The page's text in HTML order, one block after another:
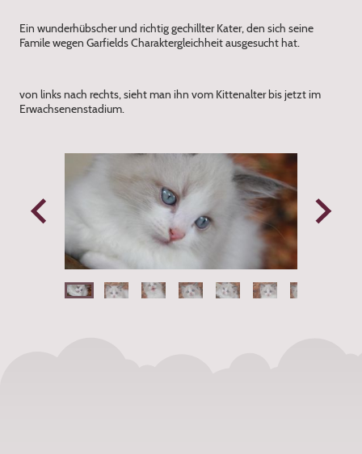
Ein wunderhübscher und richtig gechillter Kater, den sich seine
Famile wegen Garfields Charaktergleichheit ausgesucht hat.
von links nach rechts, sieht man ihn vom Kittenalter bis jetzt im
Erwachsenenstadium.